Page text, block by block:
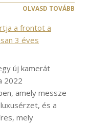
OLVASD TOVÁBB
a frontot a
3 éves
új kamerát
2022
amely messze
és a
mely